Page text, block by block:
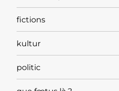
fictions
kultur
politic